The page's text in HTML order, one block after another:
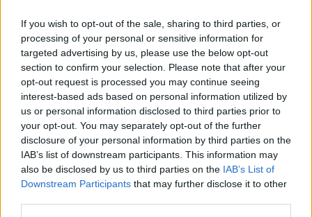
If you wish to opt-out of the sale, sharing to third parties, or
processing of your personal or sensitive information for
targeted advertising by us, please use the below opt-out
section to confirm your selection. Please note that after your
opt-out request is processed you may continue seeing
interest-based ads based on personal information utilized by
us or personal information disclosed to third parties prior to
your opt-out. You may separately opt-out of the further
disclosure of your personal information by third parties on the
IAB’s list of downstream participants. This information may
also be disclosed by us to third parties on the IAB’s List of
Downstream Participants that may further disclose it to other